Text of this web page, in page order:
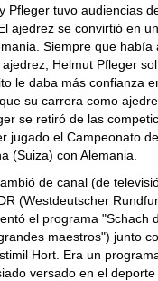
Pfleger tuvo audiencias
ajedrez se convirtió en
Siempre que había
Helmut Pfleger
le daba más confianza
su carrera como
se retiró de las
jugado el Campeonato
(Suiza) con Alemania.
de canal (de
(Westdeutscher
el programa "Schach
maestros") junto
Hort. Era un
versado en el deporte